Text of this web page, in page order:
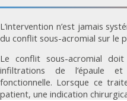
L’intervention n’est jamais
du conflit sous-acromial sur le
Le conflit sous-acromial
infiltrations de l’épaule
fonctionnelle. Lorsque ce
patient, une indication